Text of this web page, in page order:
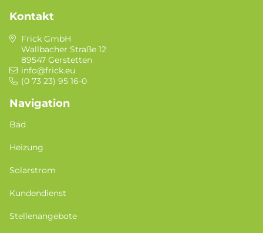
Kontakt
Frick GmbH
Wallbacher Straße 12
89547 Gerstetten
info@frick.eu
(0 73 23) 95 16-0
Navigation
Bad
Heizung
Solarstrom
Kundendienst
Stellenangebote